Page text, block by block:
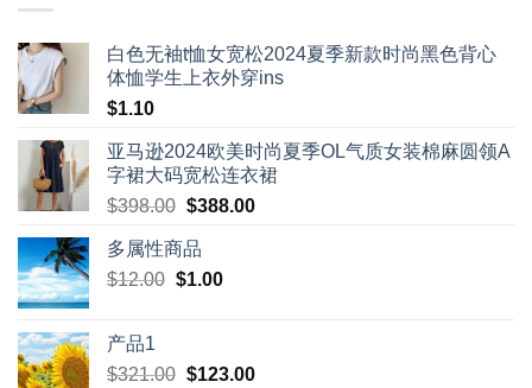
白色无袖t恤女宽松2024夏季新款时尚黑色背心
体恤学生上衣外穿ins
$1.10
亚马逊2024欧美时尚夏季OL气质女装棉麻圆领A
字裙大码宽松连衣裙
$398.00 Original
was:
$398.00.
$388.00Current
多属性商品
$12.00 Original
$1.00Current
产品1
$321.00 Original
$123.00Current